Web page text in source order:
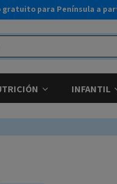
gratuito para Península a
INFANTIL